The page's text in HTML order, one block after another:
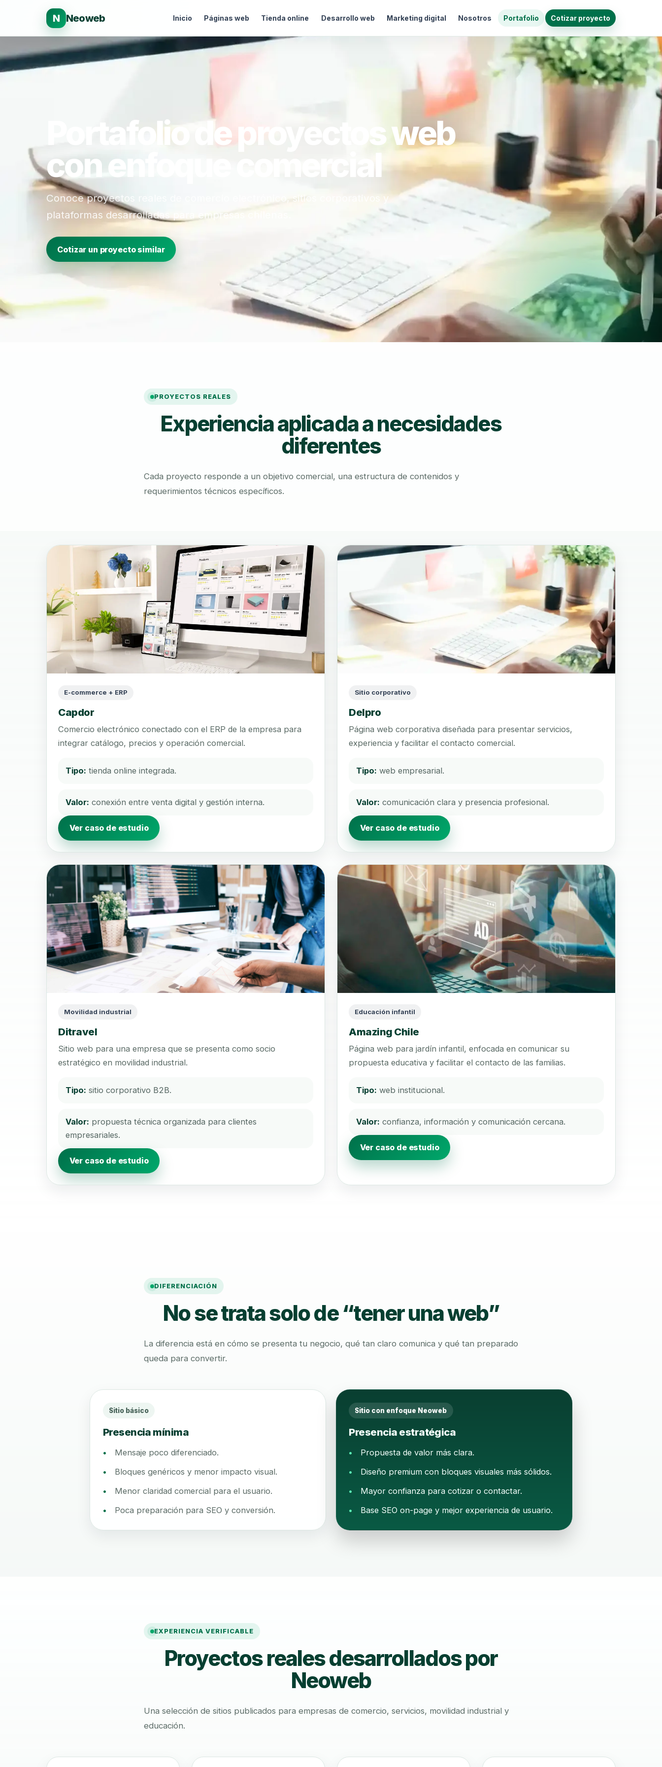
N Neoweb Inicio Páginas web Tienda online Desarrollo web Marketing digital Nosotros Portafolio Cotizar proyecto
Portafolio de proyectos web
con enfoque comercial
Conoce proyectos reales de comercio electrónico, sitios corporativos y
plataformas desarrolladas para empresas chilenas.
Cotizar un proyecto similar
PROYECTOS REALES
Experiencia aplicada a necesidades
diferentes
Cada proyecto responde a un objetivo comercial, una estructura de contenidos y
requerimientos técnicos específicos.
E-commerce + ERP
Capdor
Comercio electrónico conectado con el ERP de la empresa para
integrar catálogo, precios y operación comercial.
Tipo: tienda online integrada.
Valor: conexión entre venta digital y gestión interna.
Ver caso de estudio
Sitio corporativo
Delpro
Página web corporativa diseñada para presentar servicios,
experiencia y facilitar el contacto comercial.
Tipo: web empresarial.
Valor: comunicación clara y presencia profesional.
Ver caso de estudio
Movilidad industrial
Ditravel
Sitio web para una empresa que se presenta como socio
estratégico en movilidad industrial.
Tipo: sitio corporativo B2B.
Valor: propuesta técnica organizada para clientes
empresariales.
Ver caso de estudio
Educación infantil
Amazing Chile
Página web para jardín infantil, enfocada en comunicar su
propuesta educativa y facilitar el contacto de las familias.
Tipo: web institucional.
Valor: confianza, información y comunicación cercana.
Ver caso de estudio
DIFERENCIACIÓN
No se trata solo de “tener una web”
La diferencia está en cómo se presenta tu negocio, qué tan claro comunica y qué tan preparado
queda para convertir.
Sitio básico
Presencia mínima
Mensaje poco diferenciado.
Bloques genéricos y menor impacto visual.
Menor claridad comercial para el usuario.
Poca preparación para SEO y conversión.
Sitio con enfoque Neoweb
Presencia estratégica
Propuesta de valor más clara.
Diseño premium con bloques visuales más sólidos.
Mayor confianza para cotizar o contactar.
Base SEO on-page y mejor experiencia de usuario.
EXPERIENCIA VERIFICABLE
Proyectos reales desarrollados por
Neoweb
Una selección de sitios publicados para empresas de comercio, servicios, movilidad industrial y
educación.